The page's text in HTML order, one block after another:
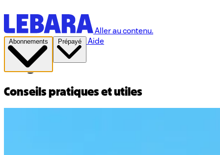
Aller au contenu.
Aide
Blog
Conseils pratiques et utiles